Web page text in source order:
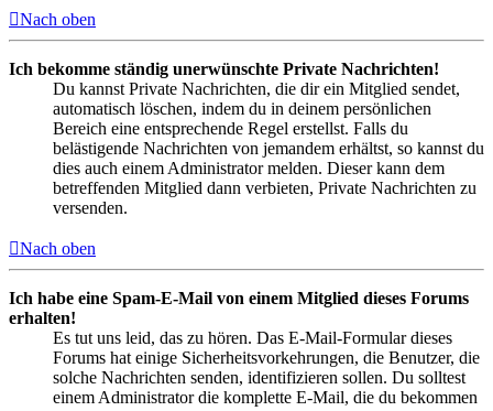
Nach oben
Ich bekomme ständig unerwünschte Private Nachrichten!
Du kannst Private Nachrichten, die dir ein Mitglied sendet,
automatisch löschen, indem du in deinem persönlichen
Bereich eine entsprechende Regel erstellst. Falls du
belästigende Nachrichten von jemandem erhältst, so kannst du
dies auch einem Administrator melden. Dieser kann dem
betreffenden Mitglied dann verbieten, Private Nachrichten zu
versenden.
Nach oben
Ich habe eine Spam-E-Mail von einem Mitglied dieses Forums
erhalten!
Es tut uns leid, das zu hören. Das E-Mail-Formular dieses
Forums hat einige Sicherheitsvorkehrungen, die Benutzer, die
solche Nachrichten senden, identifizieren sollen. Du solltest
einem Administrator die komplette E-Mail, die du bekommen